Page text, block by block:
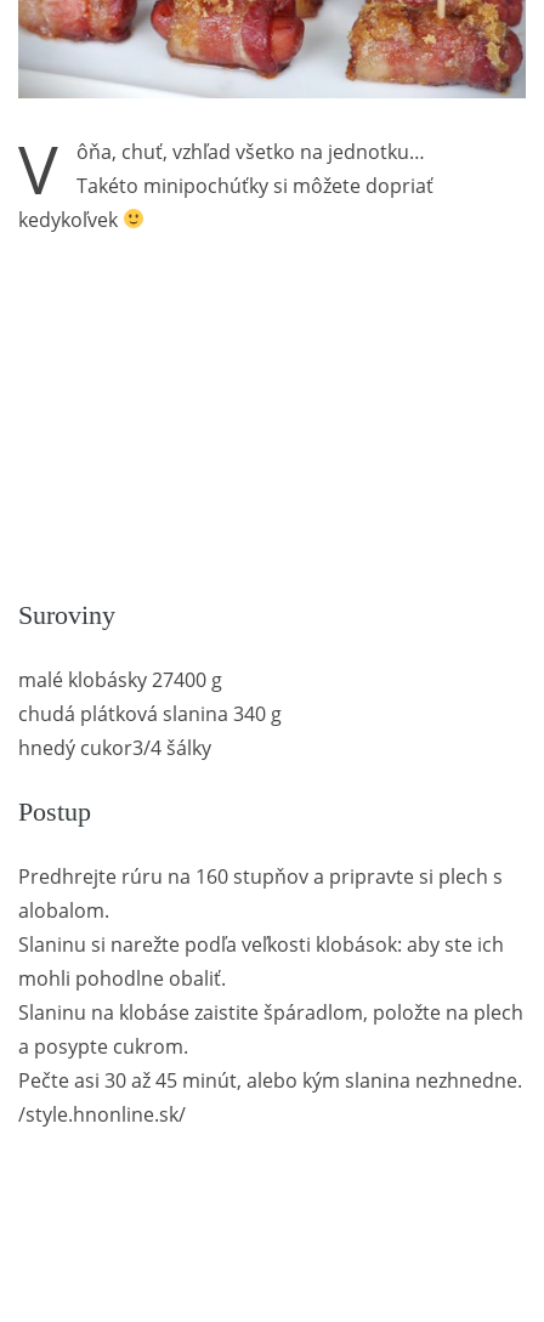
V
ôňa, chuť, vzhľad všetko na jednotku…
Takéto minipochúťky si môžete dopriať
kedykoľvek
Suroviny
malé klobásky 27400 g
chudá plátková slanina 340 g
hnedý cukor3/4 šálky
Postup
Predhrejte rúru na 160 stupňov a pripravte si plech s
alobalom.
Slaninu si narežte podľa veľkosti klobások: aby ste ich
mohli pohodlne obaliť.
Slaninu na klobáse zaistite špáradlom, položte na plech
a posypte cukrom.
Pečte asi 30 až 45 minút, alebo kým slanina nezhnedne.
/style.hnonline.sk/